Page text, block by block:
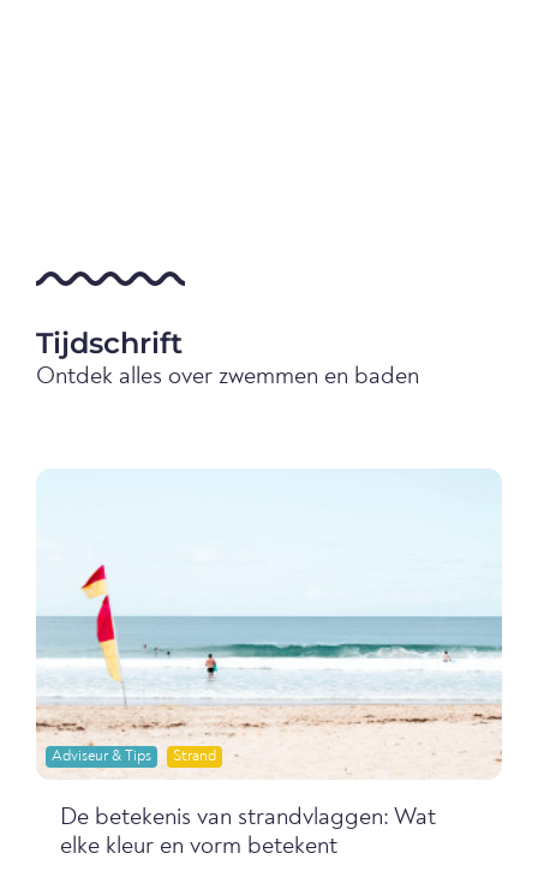
Tijdschrift
Ontdek alles over zwemmen en baden
Adviseur & Tips Strand
De betekenis van strandvlaggen: Wat
elke kleur en vorm betekent